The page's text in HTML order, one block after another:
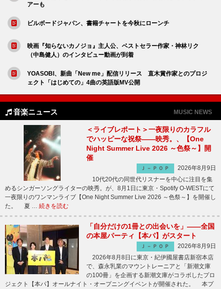
アーも
ビルボードジャパン、書籍チャートを今秋にローンチ
映画『知らないカノジョ』主人公、ベストセラー作家・神林リク
（中島健人）のインタビュー動画が到着
YOASOBI、新曲「New me」配信リリース 直木賞作家とのプロジ
ェクト「はじめての」4曲の英語版MV公開
音楽ニュース MUSIC NEWS
＜ライブレポート＞一夜限りのカラフル
でハッピーな祝祭――映秀。、【One
Night Summer Live 2026 ～色祭～】開
催
Ｊ－ＰＯＰ
2026年8月9日
10代20代の同世代リスナーを中心に注目を集
めるシンガーソングライターの映秀。が、8月1日に東京・Spotify O-WESTにて
一夜限りのワンマンライブ【One Night Summer Live 2026 ～色祭～】を開催し
た。 夏 … 続きを読む
「自分だけの1冊との出会いを」――全国
の本屋パーティ【本パ】がスタート
Ｊ－ＰＯＰ
2026年8月9日
2026年8月8日に東京・紀伊國屋書店新宿本店
で、森永乳業のマウントレーニアと「新潮文庫
の100冊」を企画する新潮文庫がコラボしたプロ
ジェクト【本パ】オールナイト・オープニングイベントが開催された。 本プ